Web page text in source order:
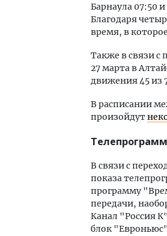
Барнаула 07:50
Благодаря
время, в
Также в связи с
27 марта в
движения 45 из
В расписании
произойдут
В связи с
показа
программу
передачи,
Канал "Россия
блок "Евроньюс"